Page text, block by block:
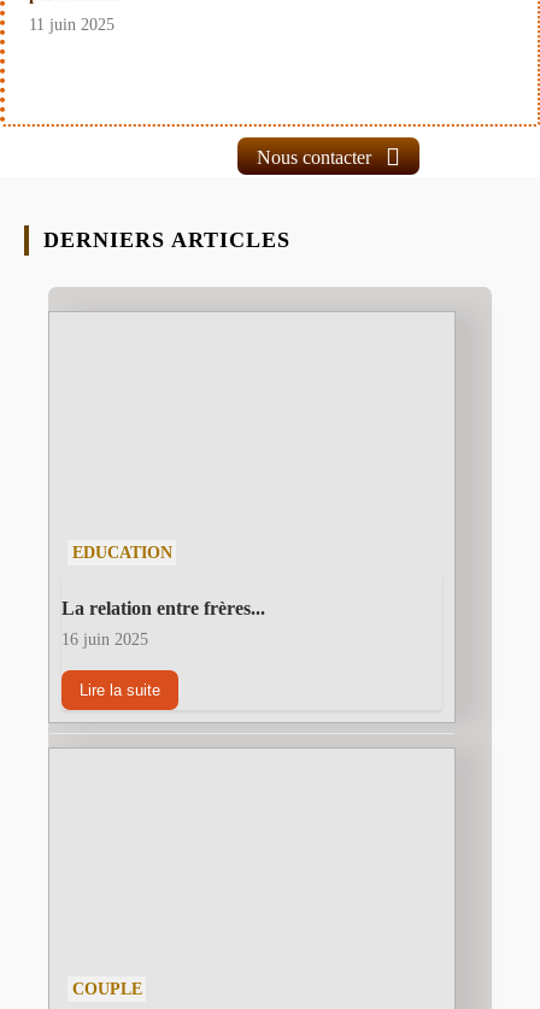
11 juin 2025
Nous contacter
DERNIERS ARTICLES
EDUCATION
La relation entre frères...
16 juin 2025
Lire la suite
COUPLE